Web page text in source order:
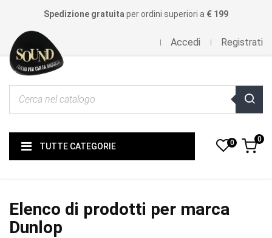
Spedizione gratuita per ordini superiori a € 199
Accedi Registrati
TUTTE CATEGORIE 0 0
Elenco di prodotti per marca
Dunlop